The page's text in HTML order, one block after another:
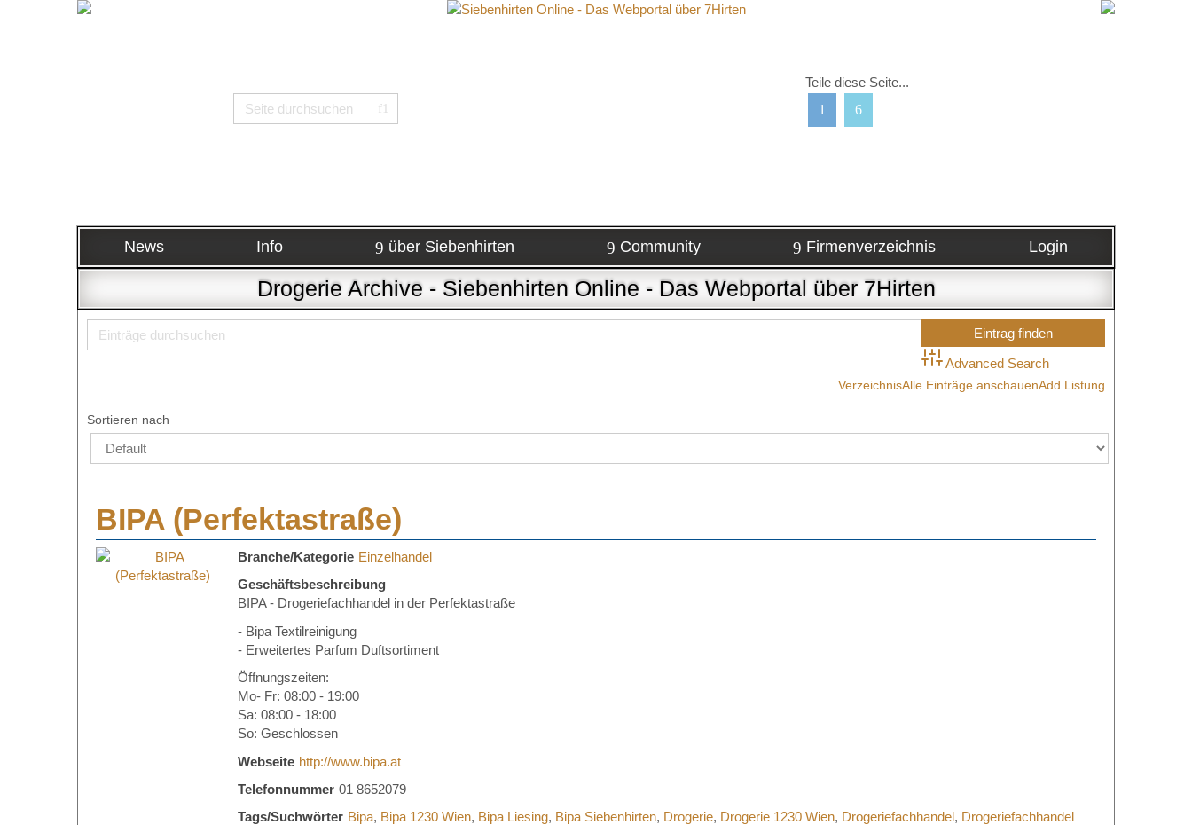
News Info über Siebenhirten Community Firmenverzeichnis Login
Drogerie Archive - Siebenhirten Online - Das Webportal über 7Hirten
Teile diese Seite...
Advanced Search
VerzeichnisAlle Einträge anschauenAdd Listung
Sortieren nach
BIPA (Perfektastraße)
Branche/Kategorie Einzelhandel
Geschäftsbeschreibung
BIPA - Drogeriefachhandel in der Perfektastraße
- Bipa Textilreinigung
- Erweitertes Parfum Duftsortiment
Öffnungszeiten:
Mo- Fr: 08:00 - 19:00
Sa: 08:00 - 18:00
So: Geschlossen
Webseite http://www.bipa.at
Telefonnummer 01 8652079
Tags/Suchwörter Bipa, Bipa 1230 Wien, Bipa Liesing, Bipa Siebenhirten, Drogerie, Drogerie 1230 Wien, Drogeriefachhandel, Drogeriefachhandel